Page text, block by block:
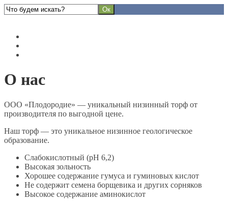
О нас
ООО «Плодородие» — уникальный низинный торф от
производителя по выгодной цене.
Наш торф — это уникальное низинное геологическое
образование.
Слабокислотный (pH 6,2)
Высокая зольность
Хорошее содержание гумуса и гуминовых кислот
Не содержит семена борщевика и других сорняков
Высокое содержание аминокислот